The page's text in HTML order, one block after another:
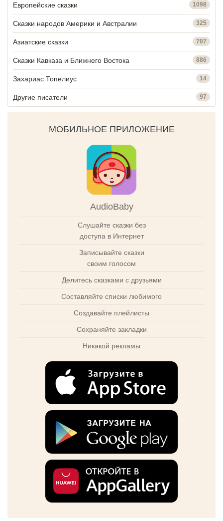
Европейские сказки 1098
Сказки народов Америки и Австралии 325
Азиатские сказки 707
Сказки Кавказа и Ближнего Востока 886
Захариас Топелиус 14
Другие писатели 97
МОБИЛЬНОЕ ПРИЛОЖЕНИЕ
AudioBaby
Слушайте сказки без
доступа в Интернет
Записывайте сказки
своим голосом
Делитесь сказками с друзьями
Составляйте списки любимого
Создавайте плейлисты
Сохраняйте закладки
Никакой рекламы